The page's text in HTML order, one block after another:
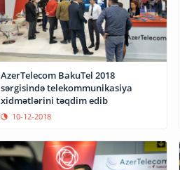
AzerTelecom BakuTel 2018
sərgisində telekommunikasiya
xidmətlərini təqdim edib
10-12-2018